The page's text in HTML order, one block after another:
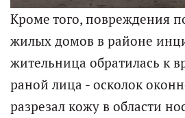
Кроме того, повреждения
жилых домов в районе
жительница обратилась к
раной лица - осколок
разрезал кожу в области